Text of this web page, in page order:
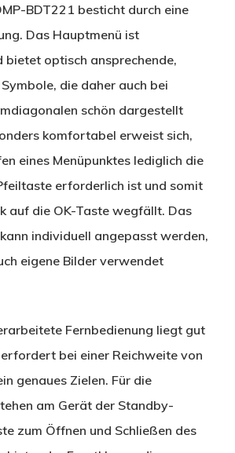
BDT221 besticht durch eine
Das Hauptmenü ist
bietet optisch ansprechende,
die daher auch bei
schön dargestellt
komfortabel erweist sich,
eines Menüpunktes lediglich die
erforderlich ist und somit
auf die OK-Taste wegfällt. Das
individuell angepasst werden,
eigene Bilder verwendet
Fernbedienung liegt gut
bei einer Reichweite von
genaues Zielen. Für die
am Gerät der Standby-
zum Öffnen und Schließen des